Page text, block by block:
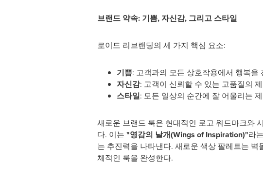
브랜드 약속: 기쁨, 자신감, 그리고 스타일
로이드 리브랜딩의 세 가지 핵심 요소:
기쁨: 고객과의 모든 상호작용에서 행복을
자신감: 고객이 신뢰할 수 있는 고품질의
스타일: 모든 일상의 순간에 잘 어울리는
새로운 브랜드 룩은 현대적인 로고 워드마크와
다. 이는 "영감의 날개(Wings of Inspiration)"라
는 추진력을 나타낸다. 새로운 색상 팔레트는
체적인 룩을 완성한다.